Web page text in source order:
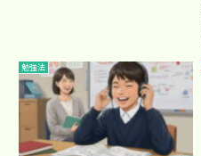
に...
勉強法